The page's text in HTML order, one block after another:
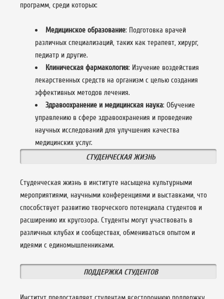
программ, среди которых:
Медицинское образование: Подготовка врачей
различных специализаций, таких как терапевт, хирург,
педиатр и другие.
Клиническая фармакология: Изучение воздействия
лекарственных средств на организм с целью создания
эффективных методов лечения.
Здравоохранение и медицинская наука: Обучение
управлению в сфере здравоохранения и проведение
научных исследований для улучшения качества
медицинских услуг.
СТУДЕНЧЕСКАЯ ЖИЗНЬ
Студенческая жизнь в институте насыщена культурными
мероприятиями, научными конференциями и выставками, что
способствует развитию творческого потенциала студентов и
расширению их кругозора. Студенты могут участвовать в
различных клубах и сообществах, обмениваться опытом и
идеями с единомышленниками.
ПОДДЕРЖКА СТУДЕНТОВ